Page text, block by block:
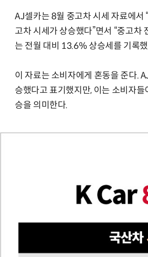
AJ셀카는 8월 중고차 시세 자료에서
고차 시세가 상승했다”면서 “중고
는 전월 대비 13.6% 상승세를 기록
이 자료는 소비자에게 혼동을 준다.
승했다고 표기했지만, 이는 소비자
승을 의미한다.